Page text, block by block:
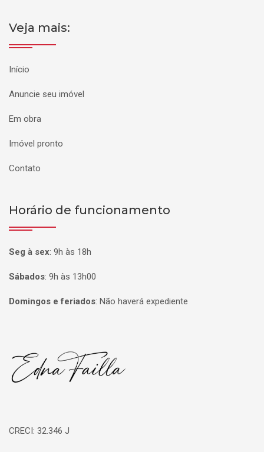
Veja mais:
Início
Anuncie seu imóvel
Em obra
Imóvel pronto
Contato
Horário de funcionamento
Seg à sex: 9h às 18h
Sábados: 9h às 13h00
Domingos e feriados: Não haverá expediente
CRECI: 32.346 J